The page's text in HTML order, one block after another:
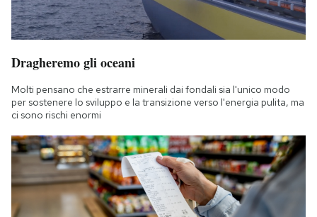
Dragheremo gli oceani
Molti pensano che estrarre minerali dai fondali sia l'unico modo
per sostenere lo sviluppo e la transizione verso l'energia pulita, ma
ci sono rischi enormi